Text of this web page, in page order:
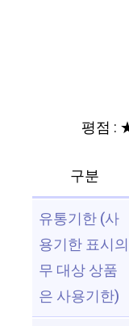
평점 :
구분
유통기한 (사
용기한 표시의
무 대상 상품
은 사용기한)